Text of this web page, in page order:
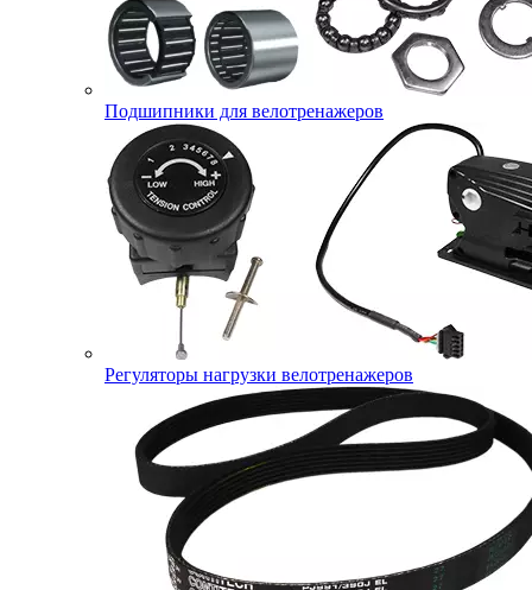
Подшипники для велотренажеров
Регуляторы нагрузки велотренажеров